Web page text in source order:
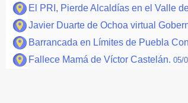
El PRI, Pierde Alcaldías en el Valle
Javier Duarte de Ochoa virtual
Barrancada en Límites de Puebla
Fallece Mamá de Víctor Castelán. 05/